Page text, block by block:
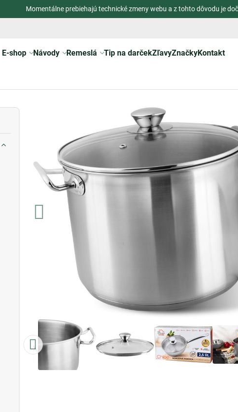
Momentálne prebiehajú technické zmeny webu a z tohto dôvodu je
E-shop Návody Remeslá Tip na darčekZľavyZnačkyKontakt